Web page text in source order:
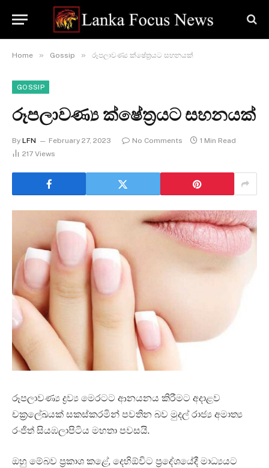
Home » Gossip » රූපලාවණ්‍ය ක්ෂේත්‍රයට සහනයක්
GOSSIP
රූපලාවණ්‍ය ක්ෂේත්‍රයට සහනයක්
By LFN February 27, 2023 No Comments
1 Min Read
217 Views
රූපලාවණ්‍ය ද්‍රව්‍ය මෙරටට ආනයනය කිරීමට අදාළව
චක්‍රලේඛයක් සකස්කරමින් පවතින බව මුදල් රාජ්‍ය අමාත්‍ය
රංජිත් සියඹලාපිටිය මහතා පවසයි.
ඔහු මේබව ප්‍රකාශ කළේ, දෙහිඕවිට ප්‍රදේශයේදී මාධ්‍යයට